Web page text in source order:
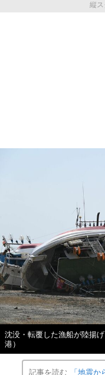
縦
沈没・転覆した漁船が陸揚
港）
記事を読む
「地震